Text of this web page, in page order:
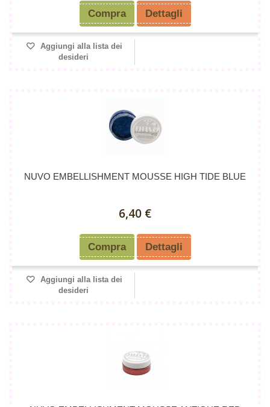
Compra Dettagli
Aggiungi alla lista dei
desideri
NUVO EMBELLISHMENT MOUSSE HIGH TIDE BLUE
6,40 €
Compra Dettagli
Aggiungi alla lista dei
desideri